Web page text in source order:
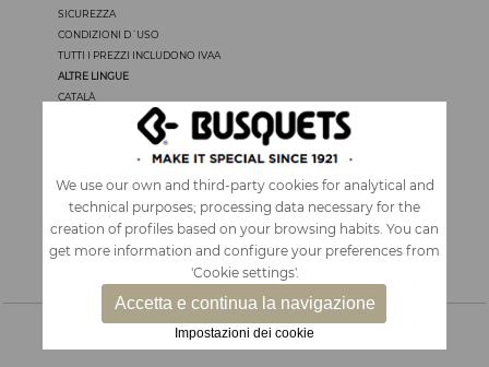
We use our own and third-party cookies for analytical and
technical purposes; processing data necessary for the
creation of profiles based on your browsing habits. You can
get more information and configure your preferences from
'Cookie settings'.
Accetta e continua la navigazione
Impostazioni dei cookie
SICUREZZA
CONDIZIONI D´USO
TUTTI I PREZZI INCLUDONO IVAA
ALTRE LINGUE
CATALÀ
PORTUGUÊS
ACCESSORI E ZAINI |CARTOLERIA